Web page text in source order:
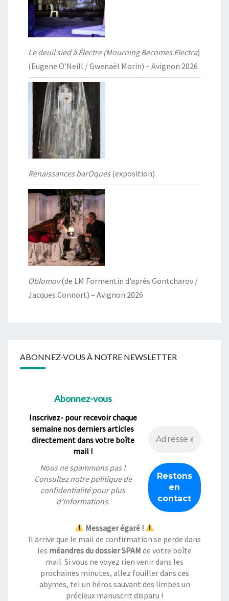
Le deuil sied à Électre (Mourning Becomes Electra)
(Eugene O’Neill / Gwenaël Morin) – Avignon 2026
Renaissances barOques(exposition)
Oblomov(de LM Formentin d’après Gontcharov /
Jacques Connort) – Avignon 2026
ABONNEZ-VOUS À NOTRE NEWSLETTER
Abonnez-vous
Inscrivez- pour recevoir chaque
semaine nos derniers articles
directement dans votre boîte
mail !
Nous ne spammons pas !
Consultez notrepolitique de
confidentialitépour plus
d’informations.
Messager égaré !
Il arrive que le mail de confirmation se perde dans
les méandres du dossier SPAM de votre boîte
mail. Si vous ne voyez rien venir dans les
prochaines minutes, allez fouiller dans ces
abymes, tel un héros sauvant des limbes un
précieux manuscrit disparu !